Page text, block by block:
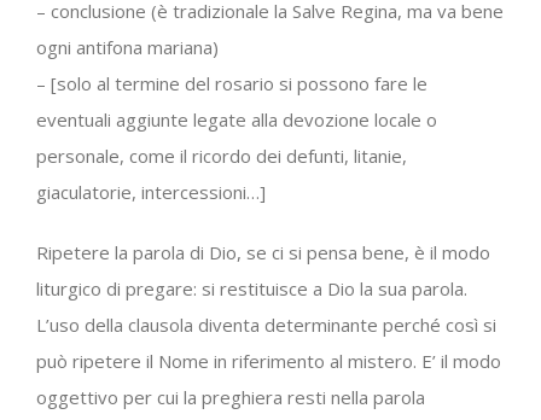
– conclusione (è tradizionale la Salve Regina, ma va bene
ogni antifona mariana)
– [solo al termine del rosario si possono fare le
eventuali aggiunte legate alla devozione locale o
personale, come il ricordo dei defunti, litanie,
giaculatorie, intercessioni…]
Ripetere la parola di Dio, se ci si pensa bene, è il modo
liturgico di pregare: si restituisce a Dio la sua parola.
L’uso della clausola diventa determinante perché così si
può ripetere il Nome in riferimento al mistero. E’ il modo
oggettivo per cui la preghiera resti nella parola